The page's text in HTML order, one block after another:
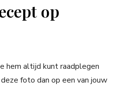
op
hem altijd kunt raadplegen
foto dan op een van jouw